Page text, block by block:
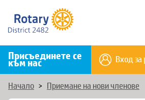
Присъединете се
към нас Вход за
Начало > Приемане на нови членове